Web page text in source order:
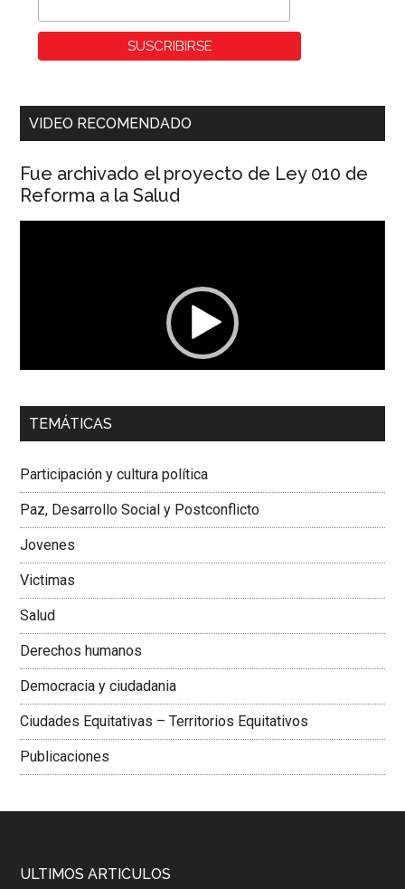
VIDEO RECOMENDADO
Fue archivado el proyecto de Ley 010 de
Reforma a la Salud
00:00 01:04
Dra. Carolina Corcho Mejía,Presidenta Corporación
Colombiana
TEMÁTICAS
Participación y cultura política
Paz, Desarrollo Social y Postconflicto
Jovenes
Victimas
Salud
Derechos humanos
Democracia y ciudadania
Ciudades Equitativas – Territorios Equitativos
Publicaciones
ULTIMOS ARTICULOS